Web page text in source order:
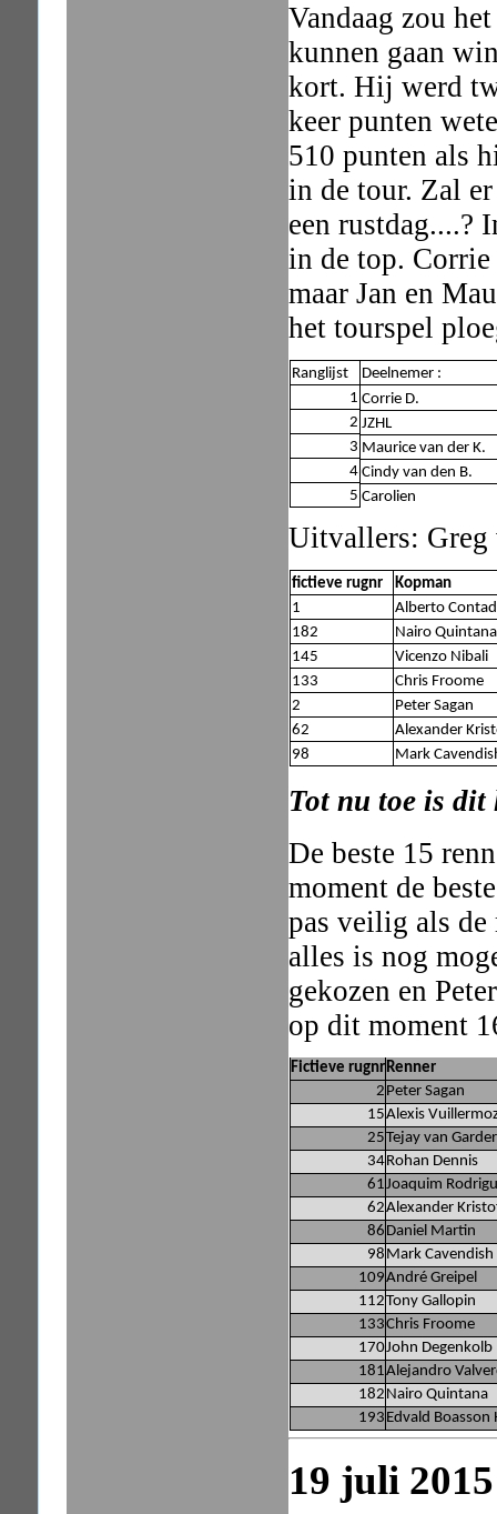
Vandaag zou
kunnen gaan
kort. Hij werd
keer punten
510 punten als
in de tour. Zal
een rustdag....?
in de top.
maar Jan en
het tourspel
Ranglijst
Deelnemer :
1 Corrie D.
2 JZHL
3 Maurice van der K.
4 Cindy van den B.
5 Carolien
Uitvallers: Greg
fictieve rugnr
Kopman
1
Alberto
182
Nairo Quintana
145
Vicenzo Nibali
133
Chris Froome
2
Peter Sagan
62
Alexander
98
Mark
Tot nu toe is dit
De beste 15
moment de
pas veilig als de
alles is nog
gekozen en
op dit moment
Fictieve rugnr Renner
2 Peter Sagan
15Alexis
25Tejay van
34 Rohan Dennis
61Joaquim
62Alexander
86 Daniel Martin
98 Mark Cavendish
109André Greipel
112Tony Gallopin
133Chris Froome
170John Degenkolb
181Alejandro
182 Nairo Quintana
193 Edvald Boasson
19 juli